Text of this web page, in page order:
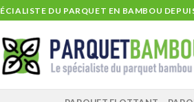
DU PARQUET EN BAMBOU